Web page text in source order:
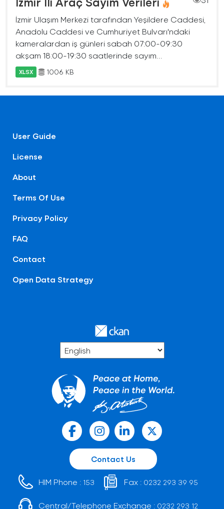
İzmir Ulaşım Merkezi tarafından Yeşildere Caddesi,
Anadolu Caddesi ve Cumhuriyet Bulvarı'ndaki
kameralardan iş günleri sabah 07:00-09:30
akşam 18:00-19:30 saatlerinde sayım...
XLSX 1006 KB
User Guide
License
About
Terms Of Use
Privacy Policy
FAQ
Contact
Open Data Strategy
Contact Us
HIM Phone : 153 Fax : 0232 293 39 95
Central/Telephone Exchange : 0232 293 12